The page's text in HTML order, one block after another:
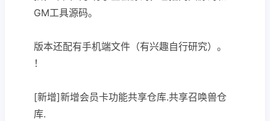
GM工具源码。
版本还配有手机端文件（有兴趣自行研究）。
！
[新增]新增会员卡功能共享仓库.共享召唤兽仓
库.